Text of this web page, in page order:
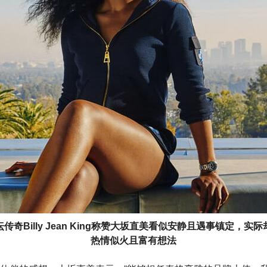
传奇Billy Jean King称赞大坂直美看似安静且遇事镇定，实际
热情似火且富有想法